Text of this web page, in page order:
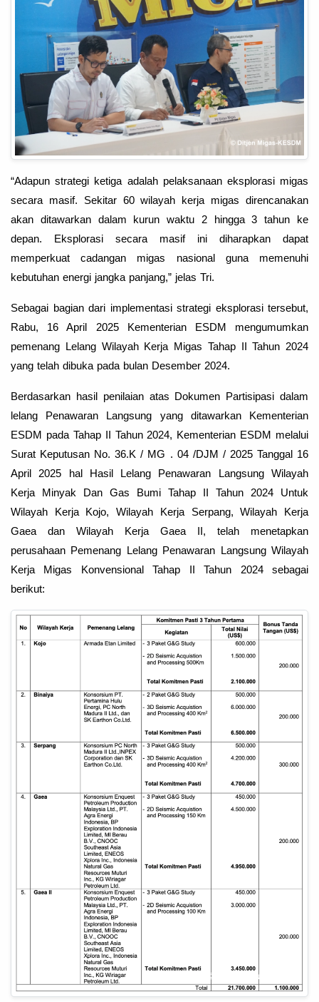
“Adapun strategi ketiga adalah pelaksanaan eksplorasi migas
secara masif. Sekitar 60 wilayah kerja migas direncanakan
akan ditawarkan dalam kurun waktu 2 hingga 3 tahun ke
depan. Eksplorasi secara masif ini diharapkan dapat
memperkuat cadangan migas nasional guna memenuhi
kebutuhan energi jangka panjang,” jelas Tri.
Sebagai bagian dari implementasi strategi eksplorasi tersebut,
Rabu, 16 April 2025Kementerian ESDM mengumumkan
pemenang Lelang Wilayah Kerja Migas Tahap II Tahun 2024
yang telah dibuka pada bulan Desember 2024.
Berdasarkan hasil penilaian atas Dokumen Partisipasi dalam
lelang Penawaran Langsung yang ditawarkan Kementerian
ESDM pada Tahap II Tahun 2024, Kementerian ESDM melalui
Surat Keputusan No. 36.K / MG . 04 /DJM / 2025Tanggal 16
April 2025 hal Hasil Lelang Penawaran Langsung Wilayah
Kerja Minyak Dan Gas Bumi Tahap II Tahun 2024 Untuk
Wilayah Kerja Kojo, Wilayah Kerja Serpang, Wilayah Kerja
Gaea dan Wilayah Kerja Gaea II, telah menetapkan
perusahaan Pemenang Lelang Penawaran Langsung Wilayah
Kerja Migas Konvensional Tahap II Tahun 2024 sebagai
berikut: